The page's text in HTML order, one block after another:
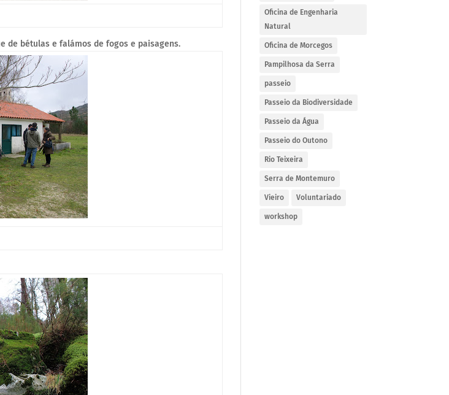
de bétulas e falámos de fogos e paisagens.
Oficina de Engenharia
Natural
Oficina de Morcegos
Pampilhosa da Serra
passeio
Passeio da Biodiversidade
Passeio da Água
Passeio do Outono
Rio Teixeira
Serra de Montemuro
Vieiro Voluntariado
workshop